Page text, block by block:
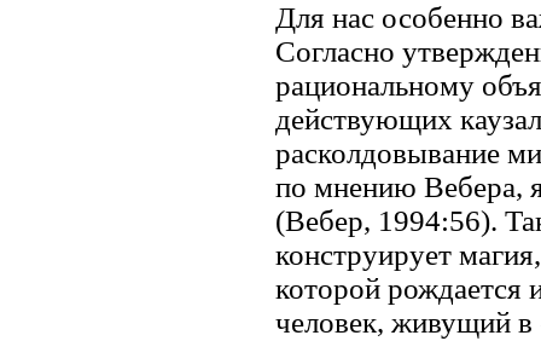
Для нас особенно
Согласно
рациональному
действующих
расколдовывание
по мнению Вебера,
(Вебер, 1994:56).
конструирует
которой рождается
человек, живущий